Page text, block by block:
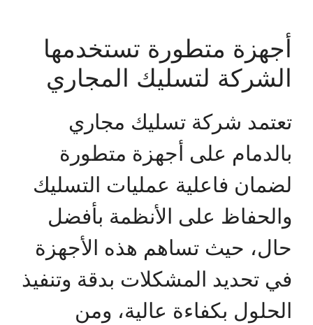
أجهزة متطورة تستخدمها
الشركة لتسليك المجاري
تعتمد شركة تسليك مجاري
بالدمام على أجهزة متطورة
لضمان فاعلية عمليات التسليك
والحفاظ على الأنظمة بأفضل
حال، حيث تساهم هذه الأجهزة
في تحديد المشكلات بدقة وتنفيذ
الحلول بكفاءة عالية، ومن